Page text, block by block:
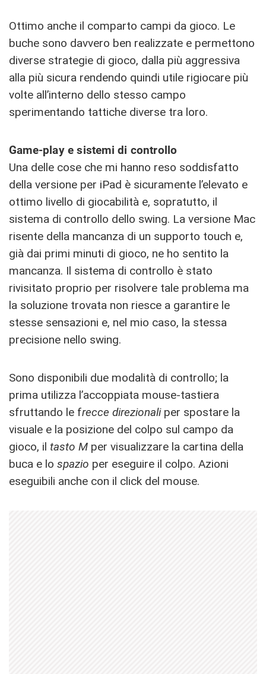
Ottimo anche il comparto campi da gioco. Le
buche sono davvero ben realizzate e permettono
diverse strategie di gioco, dalla più aggressiva
alla più sicura rendendo quindi utile rigiocare più
volte all’interno dello stesso campo
sperimentando tattiche diverse tra loro.
Game-play e sistemi di controllo
Una delle cose che mi hanno reso soddisfatto
della versione per iPad è sicuramente l’elevato e
ottimo livello di giocabilità e, sopratutto, il
sistema di controllo dello swing. La versione Mac
risente della mancanza di un supporto touch e,
già dai primi minuti di gioco, ne ho sentito la
mancanza. Il sistema di controllo è stato
rivisitato proprio per risolvere tale problema ma
la soluzione trovata non riesce a garantire le
stesse sensazioni e, nel mio caso, la stessa
precisione nello swing.
Sono disponibili due modalità di controllo; la
prima utilizza l’accoppiata mouse-tastiera
sfruttando le frecce direzionaliper spostare la
visuale e la posizione del colpo sul campo da
gioco, il tasto M per visualizzare la cartina della
buca e lo spazio per eseguire il colpo. Azioni
eseguibili anche con il click del mouse.